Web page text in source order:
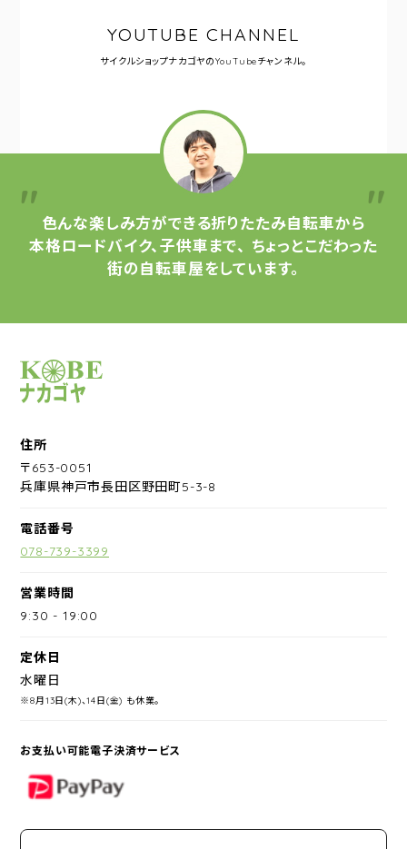
YOUTUBE CHANNEL
サイクルショップナカゴヤのYouTubeチャンネル。
色んな楽しみ方ができる折りたたみ自転車から
本格ロードバイク、子供車まで、 ちょっとこだわった
街の自転車屋をしています。
サイクルショップナカゴヤ
住所
〒653-0051
兵庫県神戸市長田区野田町5-3-8
電話番号
078-739-3399
営業時間
9:30 -19:00
定休日
水曜日
※8月13日(木)、14日(金) も休業。
お支払い可能電子決済サービス
PayPay